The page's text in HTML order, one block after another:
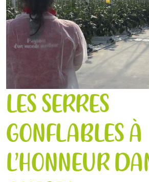
LES SERRES
GONFLABLES À
L’HONNEUR